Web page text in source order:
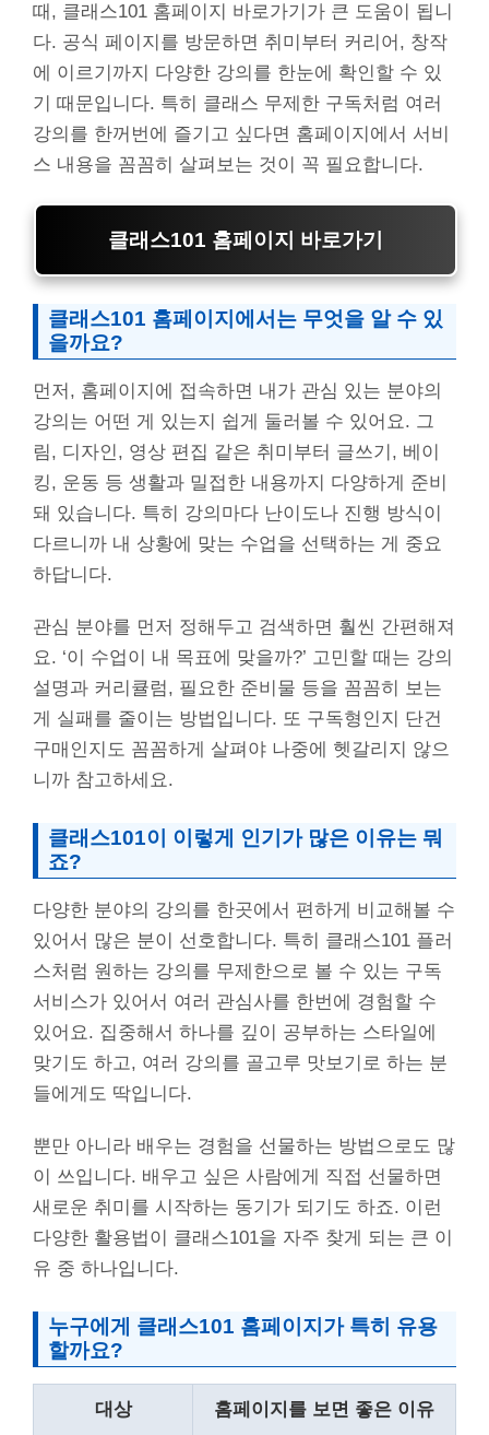
때, 클래스101 홈페이지 바로가기가 큰 도움이 됩니
다. 공식 페이지를 방문하면 취미부터 커리어, 창작
에 이르기까지 다양한 강의를 한눈에 확인할 수 있
기 때문입니다. 특히 클래스 무제한 구독처럼 여러
강의를 한꺼번에 즐기고 싶다면 홈페이지에서 서비
스 내용을 꼼꼼히 살펴보는 것이 꼭 필요합니다.
클래스101 홈페이지 바로가기
클래스101 홈페이지에서는 무엇을 알 수 있
을까요?
먼저, 홈페이지에 접속하면 내가 관심 있는 분야의
강의는 어떤 게 있는지 쉽게 둘러볼 수 있어요. 그
림, 디자인, 영상 편집 같은 취미부터 글쓰기, 베이
킹, 운동 등 생활과 밀접한 내용까지 다양하게 준비
돼 있습니다. 특히 강의마다 난이도나 진행 방식이
다르니까 내 상황에 맞는 수업을 선택하는 게 중요
하답니다.
관심 분야를 먼저 정해두고 검색하면 훨씬 간편해져
요. ‘이 수업이 내 목표에 맞을까?’ 고민할 때는 강의
설명과 커리큘럼, 필요한 준비물 등을 꼼꼼히 보는
게 실패를 줄이는 방법입니다. 또 구독형인지 단건
구매인지도 꼼꼼하게 살펴야 나중에 헷갈리지 않으
니까 참고하세요.
클래스101이 이렇게 인기가 많은 이유는 뭐
죠?
다양한 분야의 강의를 한곳에서 편하게 비교해볼 수
있어서 많은 분이 선호합니다. 특히 클래스101 플러
스처럼 원하는 강의를 무제한으로 볼 수 있는 구독
서비스가 있어서 여러 관심사를 한번에 경험할 수
있어요. 집중해서 하나를 깊이 공부하는 스타일에
맞기도 하고, 여러 강의를 골고루 맛보기로 하는 분
들에게도 딱입니다.
뿐만 아니라 배우는 경험을 선물하는 방법으로도 많
이 쓰입니다. 배우고 싶은 사람에게 직접 선물하면
새로운 취미를 시작하는 동기가 되기도 하죠. 이런
다양한 활용법이 클래스101을 자주 찾게 되는 큰 이
유 중 하나입니다.
누구에게 클래스101 홈페이지가 특히 유용
할까요?
대상 홈페이지를 보면 좋은 이유